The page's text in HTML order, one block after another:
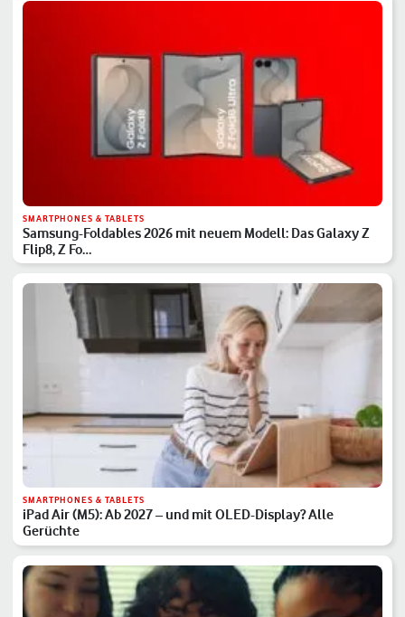
SMARTPHONES & TABLETS
Samsung-Foldables 2026 mit neuem Modell: Das Galaxy Z
Flip8, Z Fo…
SMARTPHONES & TABLETS
iPad Air (M5): Ab 2027 – und mit OLED-Display? Alle
Gerüchte